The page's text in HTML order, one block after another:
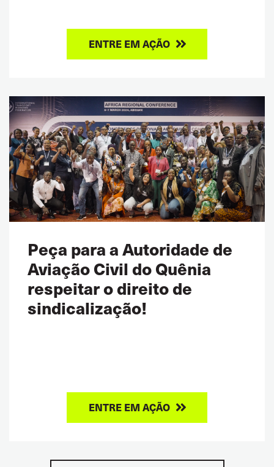
ENTRE EM AÇÃO
Peça para a Autoridade de
Aviação Civil do Quênia
respeitar o direito de
sindicalização!
ENTRE EM AÇÃO